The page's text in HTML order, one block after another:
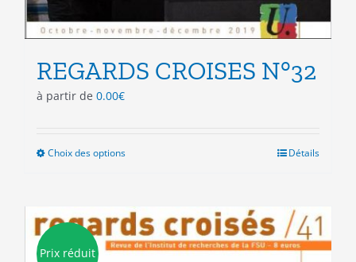
REGARDS CROISES N°32
à partir de 0.00€
Choix des optionsCe
plusieurs
variations.
Les
Détails
Prix réduit